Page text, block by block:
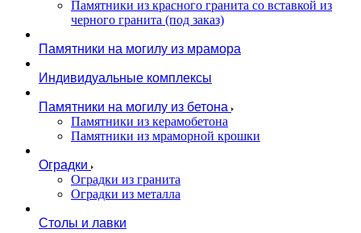
Памятники из красного гранита со вставкой из
черного гранита (под заказ)
Памятники на могилу из мрамора
Индивидуальные комплексы
Памятники на могилу из бетона
Памятники из керамобетона
Памятники из мраморной крошки
Оградки
Оградки из гранита
Оградки из металла
Столы и лавки